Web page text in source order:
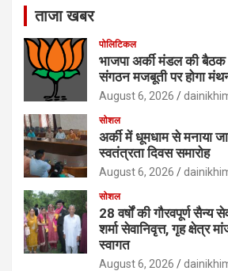
ताजा खबर
पोलिटिकल
भाजपा अर्की मंडल की
संगठन मजबूती पर होगा
August 6, 2026
सोशल
अर्की में धूमधाम से मनाया
स्वतंत्रता दिवस समारोह
August 6, 2026
सोशल
28 वर्षों की गौरवपूर्ण सैन्य
शर्मा सेवानिवृत्त, गृह क्षेत्र
स्वागत
August 6, 2026